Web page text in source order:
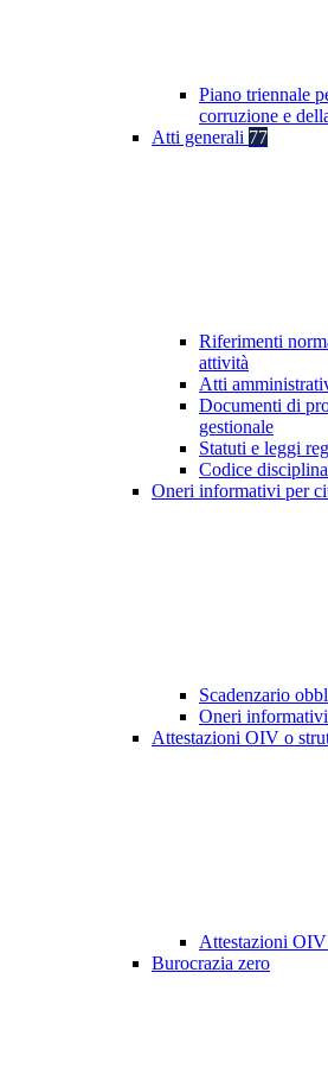
Piano triennale
corruzione e
Atti generali 77
Riferimenti
attività
Atti
Documenti di
gestionale
Statuti e leggi
Codice
Oneri informativi per
Scadenzario
Oneri
Attestazioni OIV o
Attestazioni OIV
Burocrazia zero